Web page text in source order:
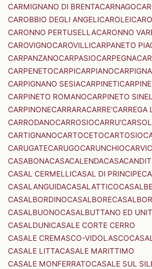
CARMIGNANO DI BRENTACARNAGO
CAROBBIO DEGLI ANGELICAROLEI
CARONNO PERTUSELLACARONNO
CAROVIGNOCAROVILLICARPANETO
CARPANZANOCARPASIOCARPEGNA
CARPENETOCARPICARPIANO
CARPIGNANO SESIACARPINETI
CARPINETO ROMANOCARPINETO
CARPINONECARRARACARRE'CARREGA
CARRODANOCARROSIOCARRU'
CARTIGNANOCARTOCETOCARTOSIO
CARUGATECARUGOCARUNCHIO
CASABONACASACALENDA
CASAL CERMELLICASAL DI PRINCIPE
CASALANGUIDACASALATTICO
CASALBORDINOCASALBORE
CASALBUONOCASALBUTTANO ED
CASALDUNICASALE CORTE CERRO
CASALE CREMASCO-VIDOLASCO
CASALE LITTACASALE MARITTIMO
CASALE MONFERRATOCASALE SUL